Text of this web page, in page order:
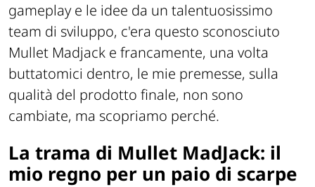
gameplay e le idee da un talentuosissimo
team di sviluppo, c'era questo sconosciuto
Mullet Madjack e francamente, una volta
buttatomici dentro, le mie premesse, sulla
qualità del prodotto finale, non sono
cambiate, ma scopriamo perché.
La trama di Mullet MadJack: il
mio regno per un paio di scarpe